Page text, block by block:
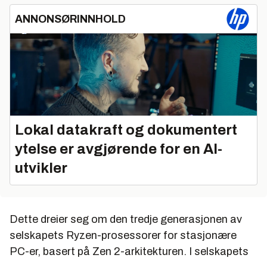
ANNONSØRINNHOLD
Lokal datakraft og dokumentert
ytelse er avgjørende for en AI-
utvikler
Dette dreier seg om den tredje generasjonen av
selskapets Ryzen-prosessorer for stasjonære
PC-er, basert på Zen 2-arkitekturen. I selskapets